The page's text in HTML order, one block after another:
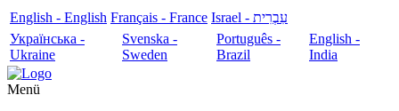
English - English Français - France
עִבְרִית - Israel
Українська -
Ukraine
Svenska -
Sweden
Português -
Brazil
English -
India
Menü